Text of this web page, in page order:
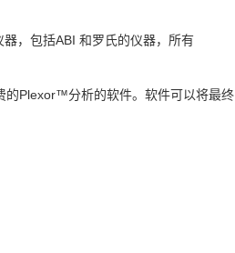
，包括ABI 和罗氏的仪器，所有
的Plexor™分析的软件。软件可以将最终